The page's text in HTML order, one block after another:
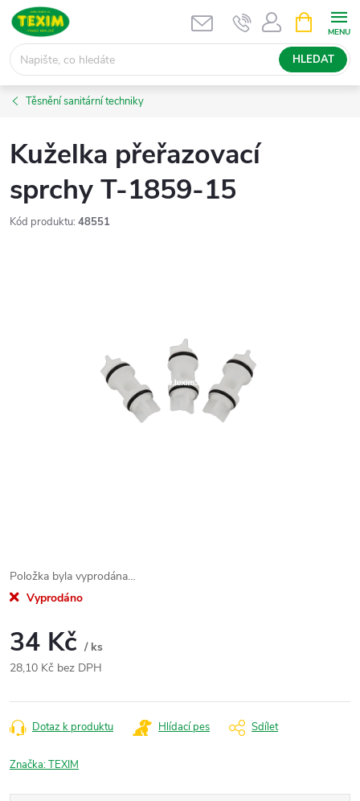
Přejít
obsah
HLEDAT
NÁKUPNÍ
KOŠÍK
Těsnění sanitární techniky
Kuželka přeřazovací
sprchy T-1859-15
Kód produktu: 48551
Položka byla vyprodána…
Vyprodáno
34 Kč / ks
28,10 Kč bez DPH
cena:
Dotaz k produktu Hlídací pes Sdílet
Značka:TEXIM